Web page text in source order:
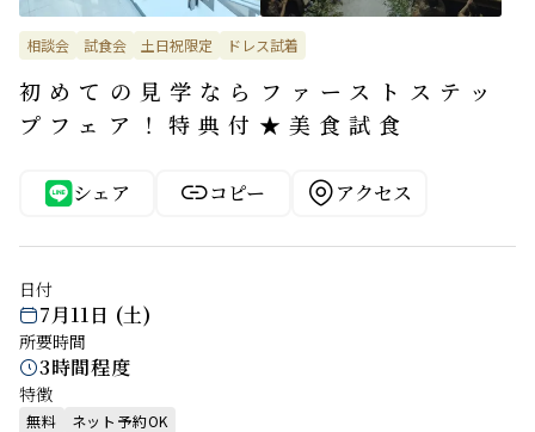
相談会 試食会 土日祝限定 ドレス試着
初めての見学ならファーストステッ
プフェア！特典付★美食試食
シェア コピー アクセス
日付
7月11日 (土)
所要時間
3時間程度
特徴
無料 ネット予約OK